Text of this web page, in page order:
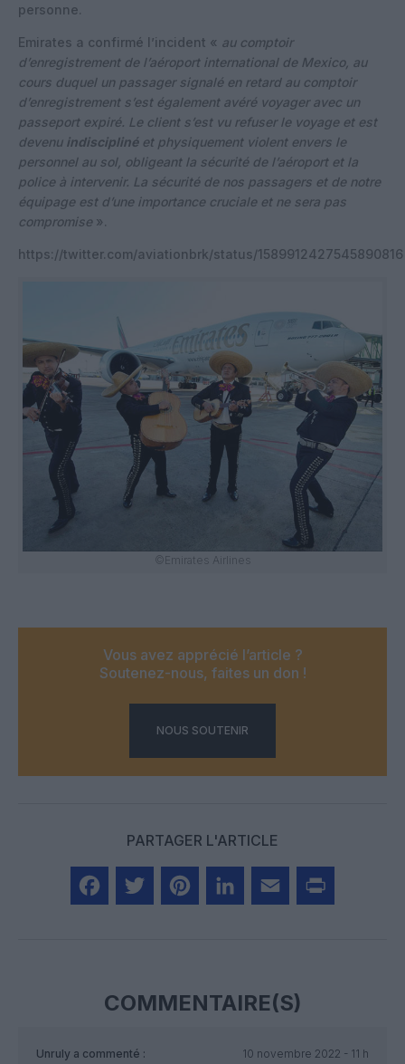
personne.
Emirates a confirmé l’incident « au comptoir
d’enregistrement de l’aéroport international de Mexico, au
cours duquel un passager signalé en retard au comptoir
d’enregistrement s’est également avéré voyager avec un
passeport expiré. Le client s’est vu refuser le voyage et est
devenu indisciplinéet physiquement violent envers le
personnel au sol, obligeant la sécurité de l’aéroport et la
police à intervenir. La sécurité de nos passagers et de notre
équipage est d’une importance cruciale et ne sera pas
compromise ».
https://twitter.com/aviationbrk/status/1589912427545890816
©Emirates Airlines
Vous avez apprécié l’article ?
Soutenez-nous, faites un don !
NOUS SOUTENIR
PARTAGER L'ARTICLE
COMMENTAIRE(S)
Unruly a commenté :
10 novembre 2022 - 11 h